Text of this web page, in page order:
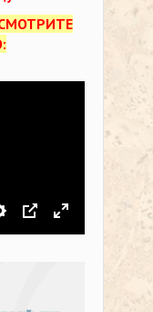
звук
Настройки
PIP На весь